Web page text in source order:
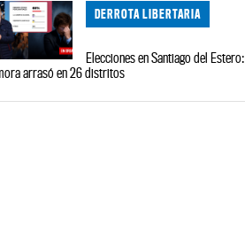
DERROTA LIBERTARIA
Elecciones en Santiago del Estero:
arrasó en 26 distritos